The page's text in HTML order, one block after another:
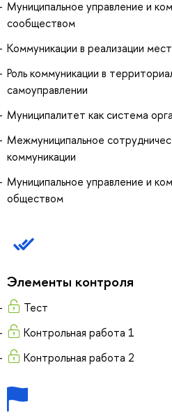
Муниципальное управление и
сообществом
Коммуникации в реализации
Роль коммуникации в
самоуправлении
Муниципалитет как система
Межмуниципальное
коммуникации
Муниципальное управление и
обществом
Элементы контроля
Тест
Контрольная работа 1
Контрольная работа 2